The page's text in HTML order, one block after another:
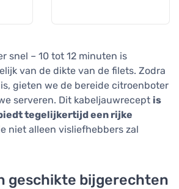
snel – 10 tot 12 minuten is
van de dikte van de filets. Zodra
gieten we de bereide citroenboter
serveren. Dit kabeljauwrecept is
tegelijkertijd een rijke
niet alleen visliefhebbers zal
geschikte bijgerechten